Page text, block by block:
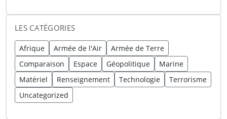
LES CATÉGORIES
Afrique Armée de l'Air
Armée de Terre
Comparaison
Espace Géopolitique
Marine
Matériel
Renseignement Technologie
Terrorisme
Uncategorized